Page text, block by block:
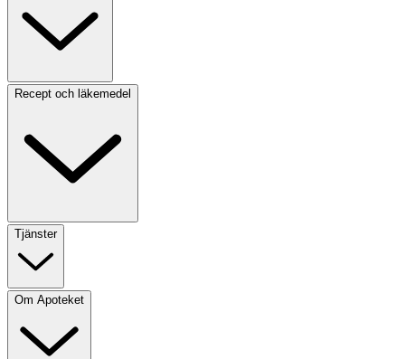
Recept och läkemedel
Tjänster
Om Apoteket